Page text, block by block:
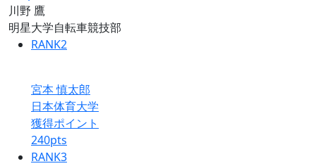
川野 鷹
明星大学自転車競技部
RANK2
宮本 慎太郎
日本体育大学
獲得ポイント
240pts
RANK3